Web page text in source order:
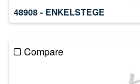
48908 - ENKELSTEGE
Compare